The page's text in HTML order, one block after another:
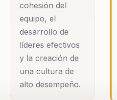
Alejandro es conocido
por su enfoque en el
liderazgo intencional,
está respaldada por
una intención clara y
estratégica. Su
cohesión del
equipo, el
desarrollo de
líderes efectivos
y la creación de
una cultura de
alto desempeño.